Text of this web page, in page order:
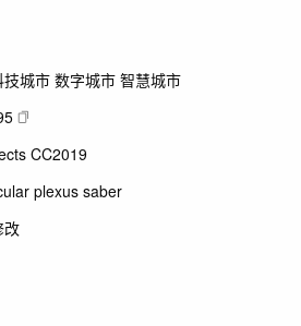
技城市 数字城市 智慧城市
CC2019
plexus saber
改